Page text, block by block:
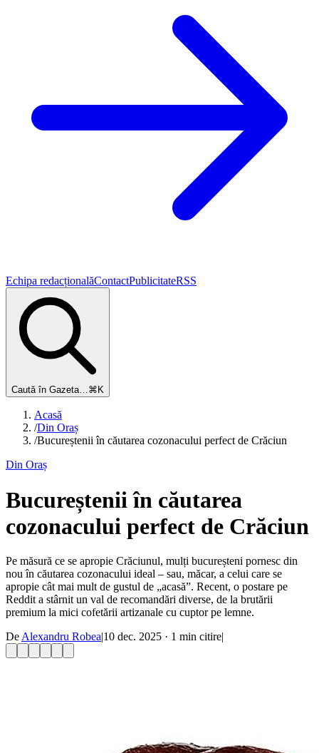
Echipa redacționalăContactPublicitateRSS
Caută în Gazeta…⌘K
Acasă
/Din Oraș
/Bucureștenii în căutarea cozonacului perfect de Crăciun
Din Oraș
Bucureștenii în căutarea
cozonacului perfect de Crăciun
Pe măsură ce se apropie Crăciunul, mulți bucureșteni pornesc din
nou în căutarea cozonacului ideal – sau, măcar, a celui care se
apropie cât mai mult de gustul de „acasă”. Recent, o postare pe
Reddit a stârnit un val de recomandări diverse, de la brutării
premium la mici cofetării artizanale cu cuptor pe lemne.
De Alexandru Robea|10 dec. 2025 · 1 min citire|